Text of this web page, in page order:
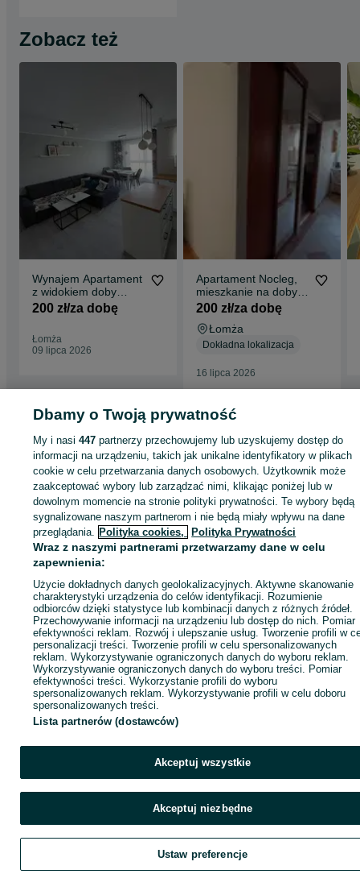
Zobacz też
Wynajem Apartament
z widokiem doby
weekend wakacje
prawo jazdy Łomża
200 zł/za dobę
Łomża
09 lipca 2026
Apartament Nocleg,
mieszkanie na doby,
prawo jazdy
200 zł/za dobę
Łomża
Dokładna lokalizacja
16 lipca 2026
Strona główna Noclegi Polska
Polska - Łomża
KATEGORIA
1018638457 Wyświetlenia:
Zadzwoń / SMS
Dbamy o Twoją prywatność
My i nasi447 partnerzy przechowujemy lub uzyskujemy dostęp do
informacji na urządzeniu, takich jak unikalne identyfikatory w plikach
cookie w celu przetwarzania danych osobowych. Użytkownik może
zaakceptować wybory lub zarządzać nimi, klikając poniżej lub w
dowolnym momencie na stronie polityki prywatności. Te wybory będą
sygnalizowane naszym partnerom i nie będą miały wpływu na dane
przeglądania. Polityka cookies, Polityka Prywatności
Wraz z naszymi partnerami przetwarzamy dane w celu
zapewnienia:
Użycie dokładnych danych geolokalizacyjnych. Aktywne skanowanie
charakterystyki urządzenia do celów identyfikacji. Rozumienie
odbiorców dzięki statystyce lub kombinacji danych z różnych źródeł.
Przechowywanie informacji na urządzeniu lub dostęp do nich. Pomiar
efektywności reklam. Rozwój i ulepszanie usług. Tworzenie profili w
personalizacji treści. Tworzenie profili w celu spersonalizowanych
reklam. Wykorzystywanie ograniczonych danych do wyboru reklam.
Wykorzystywanie ograniczonych danych do wyboru treści. Pomiar
efektywności treści. Wykorzystanie profili do wyboru
spersonalizowanych reklam. Wykorzystywanie profili w celu doboru
spersonalizowanych treści.
Lista partnerów (dostawców)
Akceptuj wszystkie
Akceptuj niezbędne
Ustaw preferencje